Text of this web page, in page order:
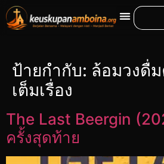
ป้ายกำกับ: ล้อมวงดื่
เต็มเรื่อง
The Last Beergin
ครั้งสุดท้าย